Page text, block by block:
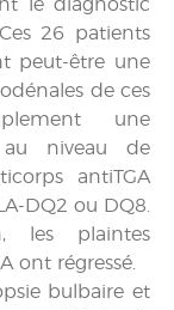
le diagnostic
26 patients
peut-être une
de ces
une
au niveau de
antiTGA
DQ2 ou DQ8.
les plaintes
ont régressé.
bulbaire et